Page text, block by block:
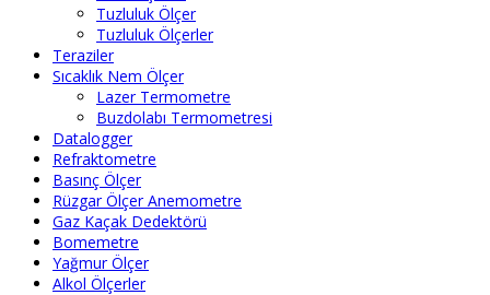
Tuzluluk Ölçer
Tuzluluk Ölçerler
Teraziler
Sıcaklık Nem Ölçer
Lazer Termometre
Buzdolabı Termometresi
Datalogger
Refraktometre
Basınç Ölçer
Rüzgar Ölçer Anemometre
Gaz Kaçak Dedektörü
Bomemetre
Yağmur Ölçer
Alkol Ölçerler